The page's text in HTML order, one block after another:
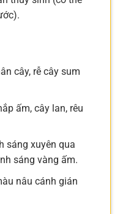
cây, rễ cây sum
ấm, cây lan, rêu
sáng xuyên qua
sáng vàng ấm.
nâu cánh gián